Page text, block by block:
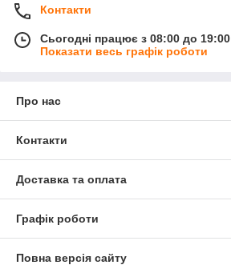
Контакти
Сьогодні працює з 08:00 до 19:00
Показати весь графік роботи
Про нас
Контакти
Доставка та оплата
Графік роботи
Повна версія сайту